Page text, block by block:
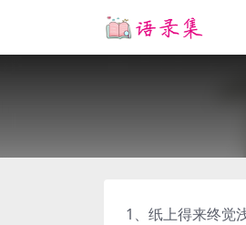
1、纸上得来终